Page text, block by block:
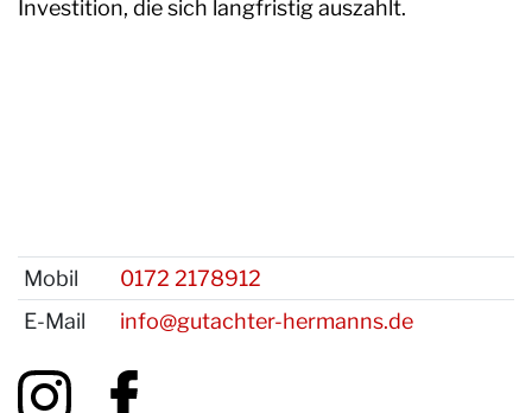
Investition, die sich langfristig auszahlt.
Mobil
0172 2178912
E-Mail
info@gutachter-hermanns.de